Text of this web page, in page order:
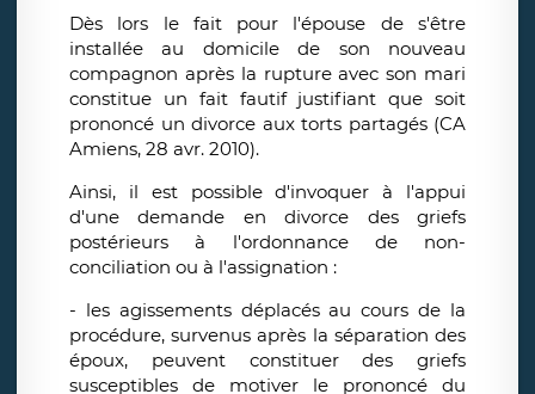
Dès lors le fait pour l'épouse de s'être
installée au domicile de son nouveau
compagnon après la rupture avec son mari
constitue un fait fautif justifiant que soit
prononcé un divorce aux torts partagés (CA
Amiens, 28 avr. 2010).
Ainsi, il est possible d'invoquer à l'appui
d'une demande en divorce des griefs
postérieurs à l'ordonnance de non-
conciliation ou à l'assignation :
- les agissements déplacés au cours de la
procédure, survenus après la séparation des
époux, peuvent constituer des griefs
susceptibles de motiver le prononcé du